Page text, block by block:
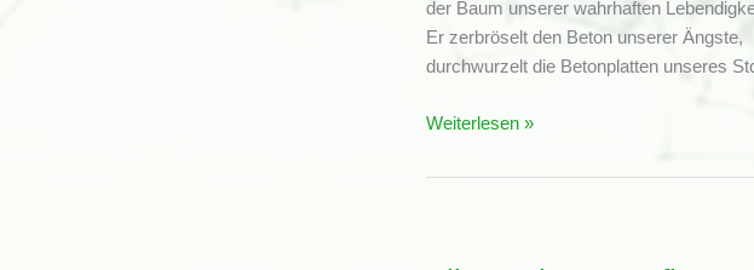
der Baum unserer wahrhaften
Er zerbröselt den Beton unserer Ängste,
durchwurzelt die Betonplatten unseres
Confiteor
Karfreitag
Weiterlesen »